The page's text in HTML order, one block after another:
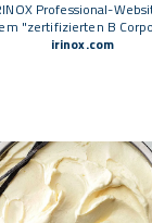
Professional-
"zertifizierten B
irinox.com